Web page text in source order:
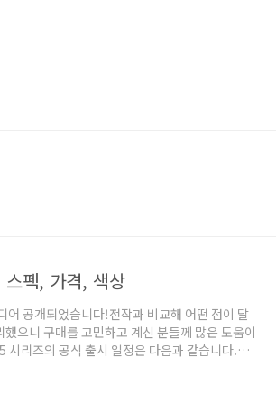
펙, 가격, 색상
어 공개되었습니다!전작과 비교해 어떤 점이 달
으니 구매를 고민하고 계신 분들께 많은 도움이
리즈의 공식 출시 일정은 다음과 같습니다.공
해 보세요! 삼성 공식 스토어 사러가기